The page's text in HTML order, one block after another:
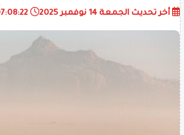
أخر تحديث الجمعة 14 نوفمبر 2025